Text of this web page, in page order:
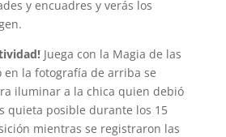
y encuadres y verás los
Juega con la Magia de las
en la fotografía de arriba se
iluminar a la chica quien debió
quieta posible durante los 15
mientras se registraron las